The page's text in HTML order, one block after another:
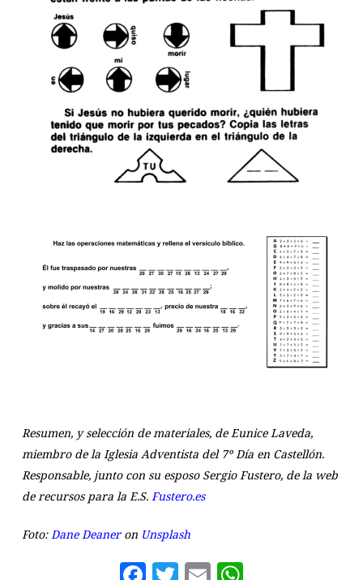
Resumen, y selección de materiales, de Eunice Laveda,
miembro de la Iglesia Adventista del 7º Día en Castellón.
Responsable, junto con su esposo Sergio Fustero, de la web
de recursos para la E.S. Fustero.es
Foto:Dane Deaneron Unsplash